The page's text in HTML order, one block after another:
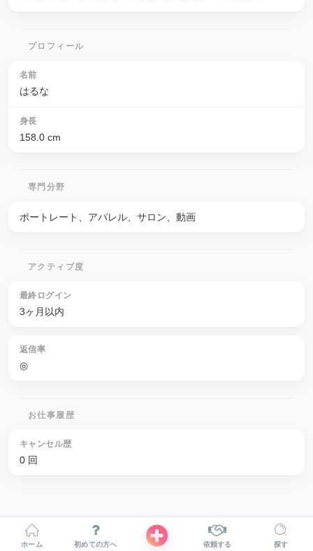
プロフィール
名前
はるな
身長
158.0 cm
専門分野
ポートレート、アパレル、サロン、動画
アクティブ度
最終ログイン
3ヶ月以内
返信率
◎
お仕事履歴
キャンセル歴
0 回
ホーム 初めての方へ 依頼する 探す